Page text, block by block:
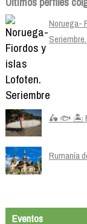
Noruega-
🛵 🐟 🏝️
Rumanía
Eventos